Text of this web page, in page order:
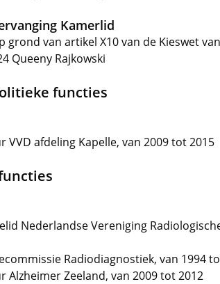
Kamerlid
grond van artikel X10 van de Kieswet
Queeny Rajkowski
functies
VVD afdeling Kapelle, van 2009 tot 2015
Nederlandse Vereniging
Radiodiagnostiek, van 1994
Alzheimer Zeeland, van 2009 tot 2012